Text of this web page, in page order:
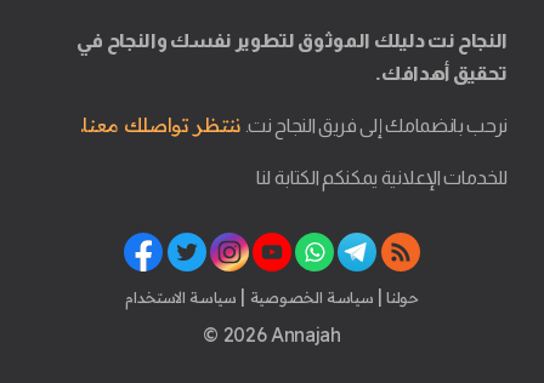
النجاح نت دليلك الموثوق لتطوير نفسك والنجاح في
تحقيق أهدافك.
نرحب بانضمامك إلى فريق النجاح نت. ننتظر تواصلك معنا.
للخدمات الإعلانية يمكنكم الكتابة لنا
سياسة الخصوصية|سياسة الاستخدام